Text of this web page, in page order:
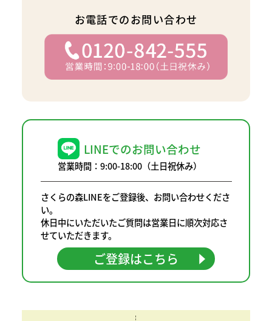
お電話でのお問い合わせ
LINEでのお問い合わせ
営業時間：9:00-18:00（土日祝休み）
さくらの森LINEをご登録後、お問い合わせくださ
い。
休日中にいただいたご質問は営業日に順次対応さ
せていただきます。
ご登録はこちら